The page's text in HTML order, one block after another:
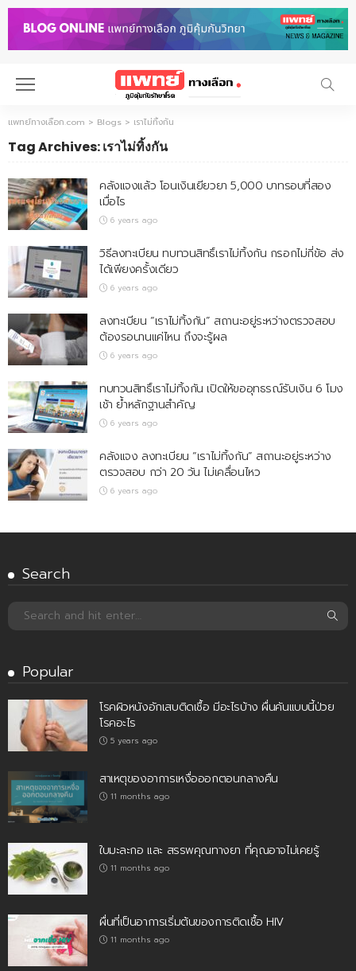
แพทย์ทางเลือก.com > Blogs > เราไม่ทิ้งกัน
Tag Archives: เราไม่ทิ้งกัน
คลังแจงแล้ว โอนเงินเยียวยา 5,000 บาทรอบที่สอง
เมื่อไร
6 years ago
วิธีลงทะเบียน ทบทวนสิทธิ์เราไม่ทิ้งกัน กรอกไม่กี่ข้อ ส่ง
ได้เพียงครั้งเดียว
6 years ago
ลงทะเบียน “เราไม่ทิ้งกัน” สถานะอยู่ระหว่างตรวจสอบ
ต้องรอนานแค่ไหน ถึงจะรู้ผล
6 years ago
ทบทวนสิทธิ์เราไม่ทิ้งกัน เปิดให้ขออุทธรณ์รับเงิน 6 โมง
เช้า ย้ำหลักฐานสำคัญ
6 years ago
คลังแจง ลงทะเบียน “เราไม่ทิ้งกัน” สถานะอยู่ระหว่าง
ตรวจสอบ กว่า 20 วัน ไม่เคลื่อนไหว
6 years ago
Search
Popular
โรคผิวหนังอักเสบติดเชื้อ มีอะไรบ้าง ผื่นคันแบบนี้ป่วย
โรคอะไร
5 years ago
สาเหตุของอาการเหงื่อออกตอนกลางคืน
11 months ago
ใบมะละกอ และ สรรพคุณทางยา ที่คุณอาจไม่เคยรู้
11 months ago
ผื่นที่เป็นอาการเริ่มต้นของการติดเชื้อ HIV
11 months ago